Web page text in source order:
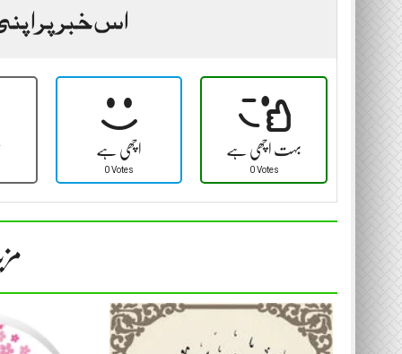
اس خبر پر
اچھی ہے
0 Votes
بہت اچھی ہے
0 Votes